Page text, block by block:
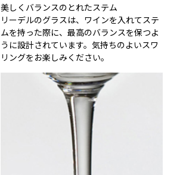
美しくバランスのとれたステム
リーデルのグラスは、ワインを入れてステ
ムを持った際に、最高のバランスを保つよ
うに設計されています。気持ちのよいスワ
リングをお楽しみください。